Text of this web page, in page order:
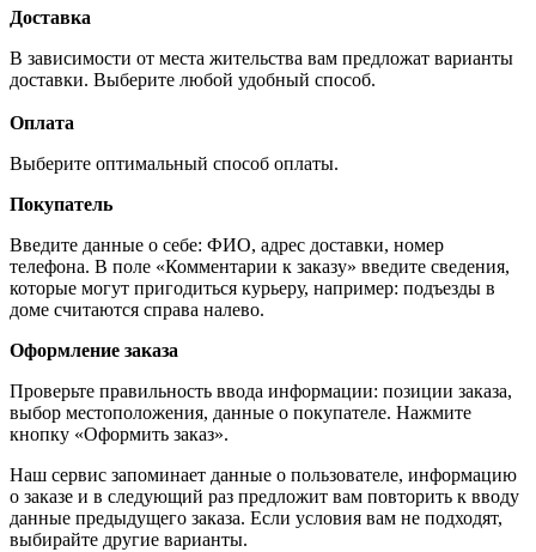
Доставка
В зависимости от места жительства вам предложат варианты
доставки. Выберите любой удобный способ.
Оплата
Выберите оптимальный способ оплаты.
Покупатель
Введите данные о себе: ФИО, адрес доставки, номер
телефона. В поле «Комментарии к заказу» введите сведения,
которые могут пригодиться курьеру, например: подъезды в
доме считаются справа налево.
Оформление заказа
Проверьте правильность ввода информации: позиции заказа,
выбор местоположения, данные о покупателе. Нажмите
кнопку «Оформить заказ».
Наш сервис запоминает данные о пользователе, информацию
о заказе и в следующий раз предложит вам повторить к вводу
данные предыдущего заказа. Если условия вам не подходят,
выбирайте другие варианты.